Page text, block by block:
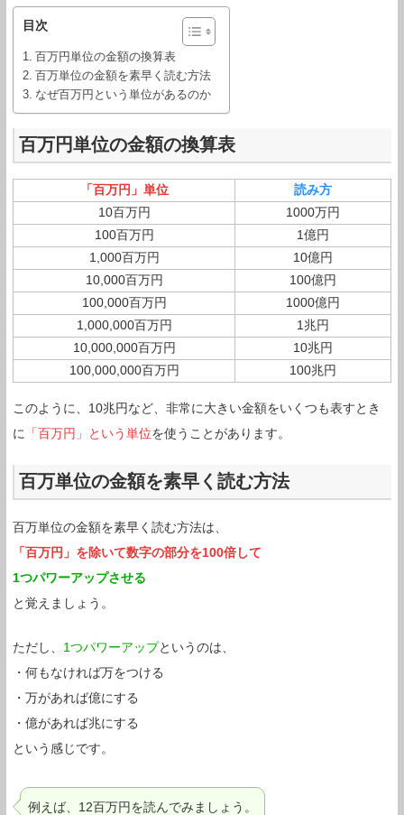
目次
百万円単位の金額の換算表
百万単位の金額を素早く読む方法
なぜ百万円という単位があるのか
百万円単位の金額の換算表
「百万円」単位
読み方
10百万円
1000万円
100百万円
1億円
1,000百万円
10億円
10,000百万円
100億円
100,000百万円
1000億円
1,000,000百万円
1兆円
10,000,000百万円
10兆円
100,000,000百万円
100兆円
このように、10兆円など、非常に大きい金額をいくつも表すとき
に
「百万円」という単位を使うことがあります。
百万単位の金額を素早く読む方法
百万単位の金額を素早く読む方法は、
「百万円」を除いて数字の部分を100倍して
1つパワーアップさせる
と覚えましょう。
ただし、 1つパワーアップというのは、
・何もなければ万をつける
・万があれば億にする
・億があれば兆にする
という感じです。
例えば、12百万円を読んでみましょう。